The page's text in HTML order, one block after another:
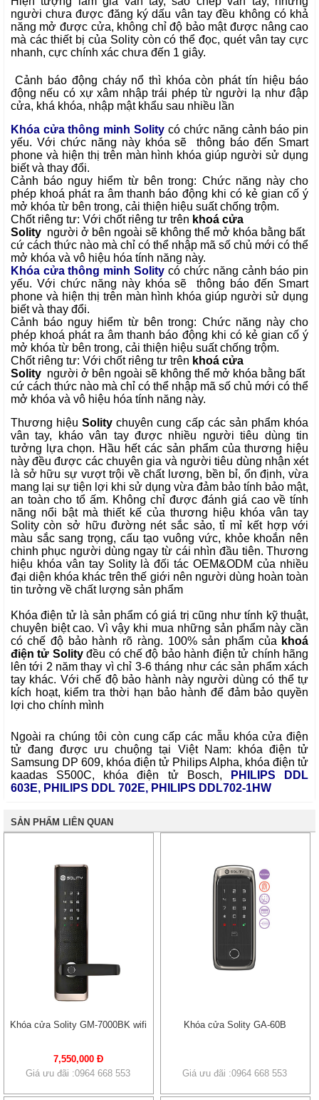
người chưa được đăng ký dấu vân tay đều không có khả
năng mở được cửa, không chỉ độ bảo mật được nâng cao
mà các thiết bị của Solity còn có thể đọc, quét vân tay cực
nhanh, cực chính xác chưa đến 1 giây.
Cảnh báo động cháy nổ thì khóa còn phát tín hiệu báo
động nếu có xự xâm nhập trái phép từ người lạ như đập
cửa, khá khóa, nhập mật khẩu sau nhiều lần
Khóa cửa thông minhSolity có chức năng cảnh báo pin
yếu. Với chức năng này khóa sẽ thông báo đến Smart
phone và hiện thị trên màn hình khóa giúp người sử dụng
biết và thay đổi.
Cảnh báo nguy hiểm từ bên trong: Chức năng này cho
phép khoá phát ra âm thanh báo động khi có kẻ gian cố ý
mở khóa từ bên trong, cải thiện hiệu suất chống trộm.
Chốt riêng tư: Với chốt riêng tư trên khoá cửa
Solity người ở bên ngoài sẽ không thể mở khóa bằng bất
cứ cách thức nào mà chỉ có thể nhập mã số chủ mới có thể
mở khóa và vô hiệu hóa tính năng này.
Khóa cửa thông minhSolity có chức năng cảnh báo pin
yếu. Với chức năng này khóa sẽ thông báo đến Smart
phone và hiện thị trên màn hình khóa giúp người sử dụng
biết và thay đổi.
Cảnh báo nguy hiểm từ bên trong: Chức năng này cho
phép khoá phát ra âm thanh báo động khi có kẻ gian cố ý
mở khóa từ bên trong, cải thiện hiệu suất chống trộm.
Chốt riêng tư: Với chốt riêng tư trên khoá cửa
Solity người ở bên ngoài sẽ không thể mở khóa bằng bất
cứ cách thức nào mà chỉ có thể nhập mã số chủ mới có thể
mở khóa và vô hiệu hóa tính năng này.
Thương hiệuSolity chuyên cung cấp các sản phẩm khóa
vân tay, kháo vân tay được nhiều người tiêu dùng tin
tưởng lựa chọn. Hầu hết các sản phẩm của thương hiệu
này đều được các chuyên gia và người tiêu dùng nhận xét
là sở hữu sự vượt trội về chất lương, bền bỉ, ổn định, vừa
mang lại sự tiện lợi khi sử dụng vừa đảm bảo tính bảo mật,
an toàn cho tổ ấm. Không chỉ được đánh giá cao về tính
năng nổi bật mà thiết kế của thương hiệu khóa vân tay
Solity còn sở hữu đường nét sắc sảo, tỉ mỉ kết hợp với
màu sắc sang trọng, cấu tạo vuông vức, khỏe khoắn nên
chinh phục người dùng ngay từ cái nhìn đầu tiên. Thương
hiệu khóa vân tay Solity là đối tác OEM&ODM của nhiều
đại diện khóa khác trên thế giới nên người dùng hoàn toàn
tin tưởng về chất lượng sản phẩm
Khóa điện tử là sản phẩm có giá trị cũng như tính kỹ thuật,
chuyên biệt cao. Vì vậy khi mua những sản phẩm này cần
có chế độ bảo hành rõ ràng. 100% sản phẩm của khoá
điện tử Solityđều có chế độ bảo hành điện tử chính hãng
lên tới 2 năm thay vì chỉ 3-6 tháng như các sản phẩm xách
tay khác. Với chế độ bảo hành này người dùng có thể tự
kích hoạt, kiểm tra thời hạn bảo hành để đảm bảo quyền
lợi cho chính mình
Ngoài ra chúng tôi còn cung cấp các mẫu khóa cửa điện
tử đang được ưu chuộng tại Việt Nam:
khóa điện tử
Samsung DP 609, khóa điện tử Philips Alpha, khóa điện tử
kaadas S500C, khóa điện tử Bosch,
PHILIPS DDL
603E, PHILIPS DDL 702E, PHILIPS DDL702-1HW
SẢN PHẨM LIÊN QUAN
Khóa cửa Solity GM-7000BK wifi
7,550,000 Đ
Giá ưu đãi :0964 668 553
Khóa cửa Solity GA-60B
Giá ưu đãi :0964 668 553